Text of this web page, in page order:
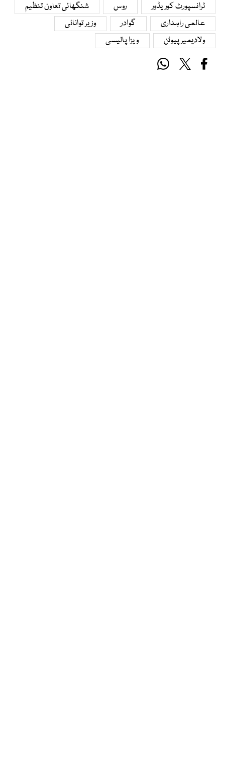
ٹرانسپورٹ کوریڈور
روس
شنگھائی تعاون تنظیم
عالمی راہداری
گوادر
وزیر توانائی
ولادیمیر پیوٹن
ویزا پالیسی